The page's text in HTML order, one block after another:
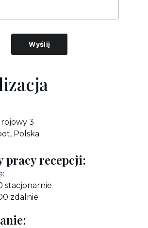
Wyślij
3
Polska
pracy recepcji:
stacjonarnie
zdalnie